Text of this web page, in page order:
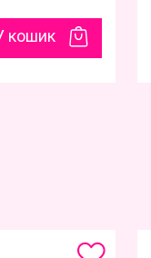
кошик